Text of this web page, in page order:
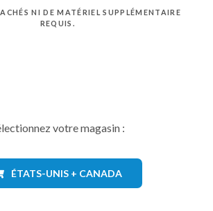
NI DE MATÉRIEL SUPPLÉMENTAIRE
REQUIS.
votre magasin :
ÉTATS-UNIS + CANADA